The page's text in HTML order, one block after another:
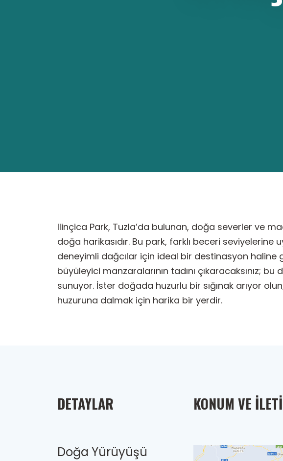
Ilinçica Park, Tuzla’da bulunan, doğa severler ve
doğa harikasıdır. Bu park, farklı beceri
deneyimli dağcılar için ideal bir destinasyon haline
büyüleyici manzaralarının tadını çıkaracaksınız;
sunuyor. İster doğada huzurlu bir sığınak arıyor
huzuruna dalmak için harika bir yerdir.
DETAYLAR
Doğa Yürüyüşü
KONUM VE